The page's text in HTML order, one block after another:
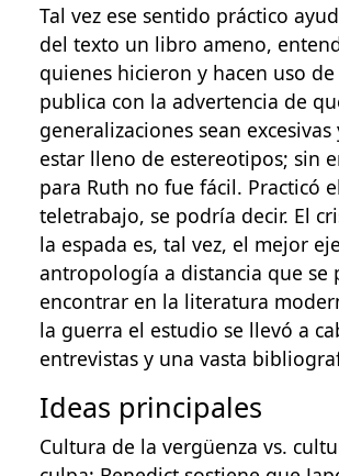
Tal vez ese sentido práctico
del texto un libro ameno,
quienes hicieron y hacen uso de
publica con la advertencia de
generalizaciones sean excesivas
estar lleno de estereotipos; sin
para Ruth no fue fácil. Practicó el
teletrabajo, se podría decir. El
la espada es, tal vez, el mejor
antropología a distancia que se
encontrar en la literatura
la guerra el estudio se llevó a
entrevistas y una vasta
Ideas principales
Cultura de la vergüenza vs.